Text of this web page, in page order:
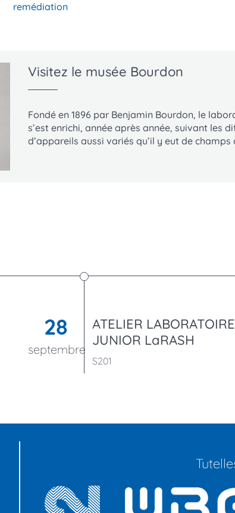
remédiation
Visitez le musée Bourdon
Fondé en 1896 par Benjamin Bourdon, le
s’est enrichi, année après année, suivant les
d’appareils aussi variés qu’il y eut de
28
septembre
ATELIER LABORATOIRE
JUNIOR LaRASH
S201